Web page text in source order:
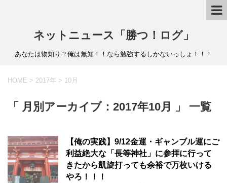
ネットニュース「勝つ！ログ」
あなたは物知り？俺は無知！！なら勉強するしかないっしょ！！！
HOME > 2017年 > 10月
「 月別アーカイブ：2017年10月 」 一覧
【俺の実践】9/12金運・ギャンブル運にご
利益絶大な「長等神社」に参拝に行って
きたから凱旋打っても余裕で万枚いける
やろ！！！